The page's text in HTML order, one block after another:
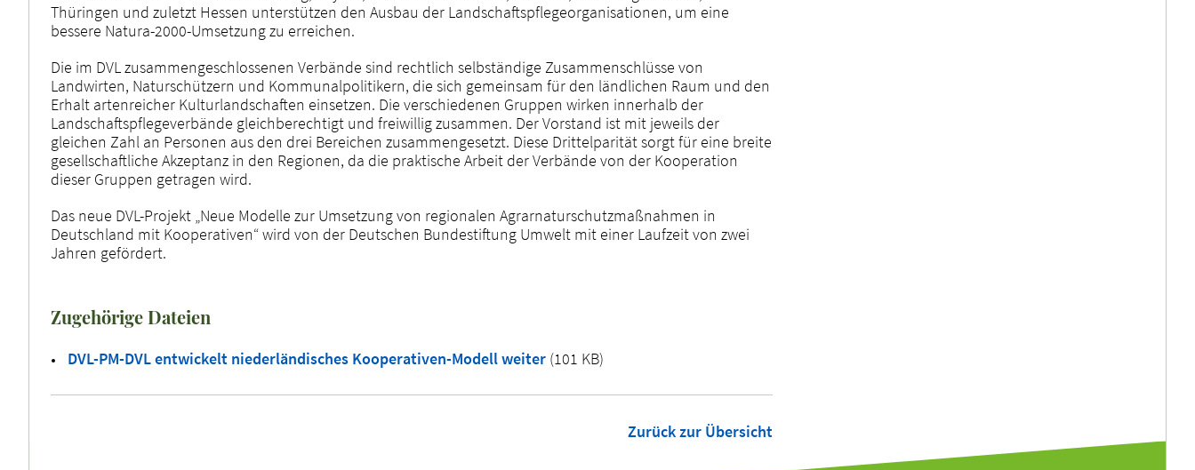
Thüringen und zuletzt Hessen unterstützen den Ausbau der Landschaftspflegeorganisationen, um eine
bessere Natura-2000-Umsetzung zu erreichen.
Die im DVL zusammengeschlossenen Verbände sind rechtlich selbständige Zusammenschlüsse von
Landwirten, Naturschützern und Kommunalpolitikern, die sich gemeinsam für den ländlichen Raum und den
Erhalt artenreicher Kulturlandschaften einsetzen. Die verschiedenen Gruppen wirken innerhalb der
Landschaftspflegeverbände gleichberechtigt und freiwillig zusammen. Der Vorstand ist mit jeweils der
gleichen Zahl an Personen aus den drei Bereichen zusammengesetzt. Diese Drittelparität sorgt für eine breite
gesellschaftliche Akzeptanz in den Regionen, da die praktische Arbeit der Verbände von der Kooperation
dieser Gruppen getragen wird.
Das neue DVL-Projekt „Neue Modelle zur Umsetzung von regionalen Agrarnaturschutzmaßnahmen in
Deutschland mit Kooperativen“ wird von der Deutschen Bundestiftung Umwelt mit einer Laufzeit von zwei
Jahren gefördert.
Zugehörige Dateien
DVL-PM-DVL entwickelt niederländisches Kooperativen-Modell weiter (101 KB)
Zurück zur Übersicht